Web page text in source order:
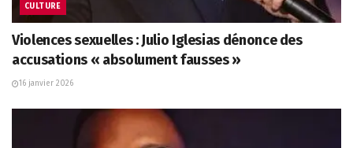
CULTURE
Violences sexuelles : Julio Iglesias dénonce des
accusations « absolument fausses »
16 janvier 2026